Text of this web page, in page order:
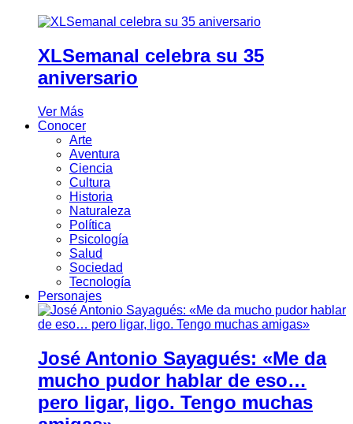
XLSemanal celebra su 35
aniversario
Ver Más
Conocer
Arte
Aventura
Ciencia
Cultura
Historia
Naturaleza
Política
Psicología
Salud
Sociedad
Tecnología
Personajes
José Antonio Sayagués: «Me da
mucho pudor hablar de eso…
pero ligar, ligo. Tengo muchas